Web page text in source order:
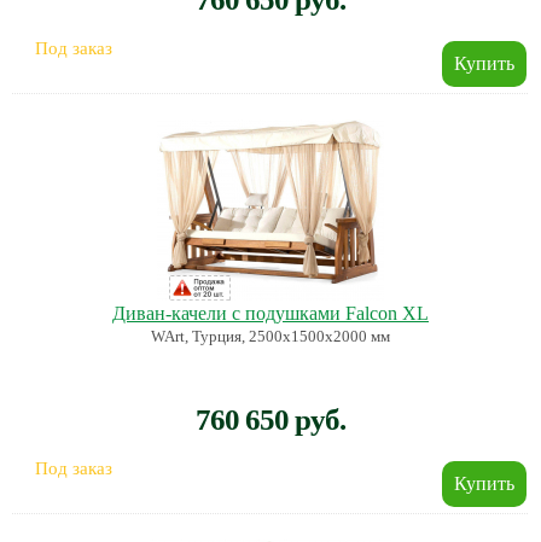
Под заказ
Диван-качели с подушками Falcon XL
WArt, Турция, 2500х1500х2000 мм
760 650 руб.
Под заказ